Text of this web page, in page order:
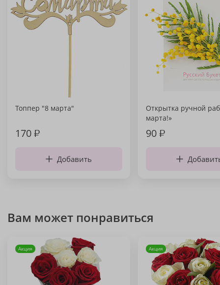
Топпер "8 марта"
170₽
Добавить
Открытка ручной
марта!»
90₽
Вам может понравиться
Акция Акция